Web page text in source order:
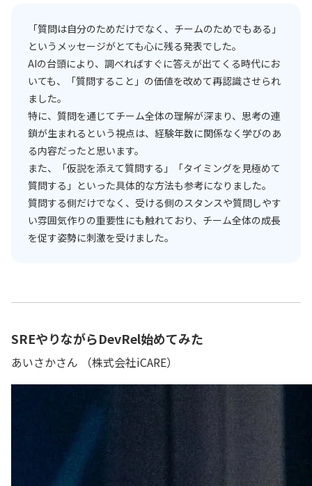
「質問は自分のためだけでなく、チームのためでもある」
というメッセージがとても心に残る発表でした。
AIの台頭により、調べればすぐに答えが出てくる時代にお
いても、「質問すること」の価値を改めて再認識させられ
ました。
特に、質問を通じてチーム全体の理解が深まり、思考の連
鎖が生まれるという視点は、経験年数に関係なく学びのあ
る内容だったと思います。
また、「仮説を添えて質問する」「タイミングを見極めて
質問する」といった具体的な方法も参考になりました。
質問する側だけでなく、受ける側のスタンスや質問しやす
い雰囲気作りの重要性にも触れており、チーム全体の成長
を促す姿勢に刺激を受けました。
SREやりながらDevRel始めてみた
あいさかさん （株式会社iCARE）